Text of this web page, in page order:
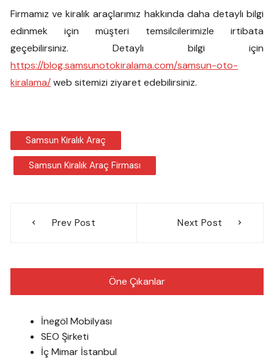
Firmamız ve kiralık araçlarımız hakkında daha detaylı bilgi
edinmek için müşteri temsilcilerimizle irtibata
geçebilirsiniz. Detaylı bilgi için
https://blog.samsunotokiralama.com/samsun-oto-
kiralama/web sitemizi ziyaret edebilirsiniz.
Samsun Kiralık Araç
Samsun Kiralık Araç Firması
gezinmesi
Prev Post Next Post
Öne Çıkanlar
İnegöl Mobilyası
SEO Şirketi
İç Mimar İstanbul